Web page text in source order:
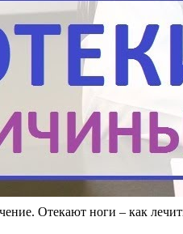
Отекают ноги – как